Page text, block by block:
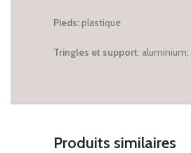
Pieds:plastique
Tringles et support: aluminium;
Produits similaires